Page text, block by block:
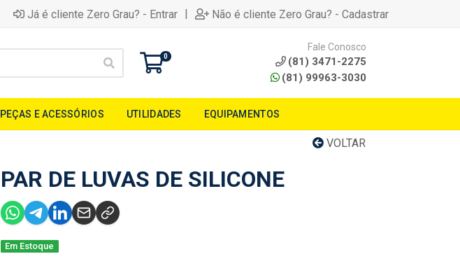
Já é cliente Zero Grau? - Entrar | Não é cliente Zero Grau? - Cadastrar
0
Fale Conosco
(81) 3471-2275
(81) 99963-3030
PEÇAS E ACESSÓRIOS UTILIDADES EQUIPAMENTOS
VOLTAR
PAR DE LUVAS DE SILICONE
Em Estoque